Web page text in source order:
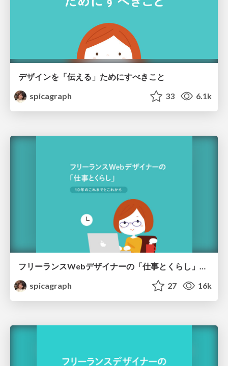
デザインを「伝える」ためにすべきこと
spicagraph
33 6.1k
spicagraph
27 16k